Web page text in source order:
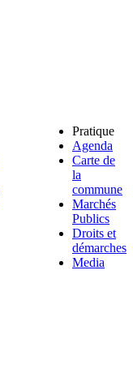
Pratique
Agenda
Carte de
la
commune
Marchés
Publics
Droits et
démarches
Media